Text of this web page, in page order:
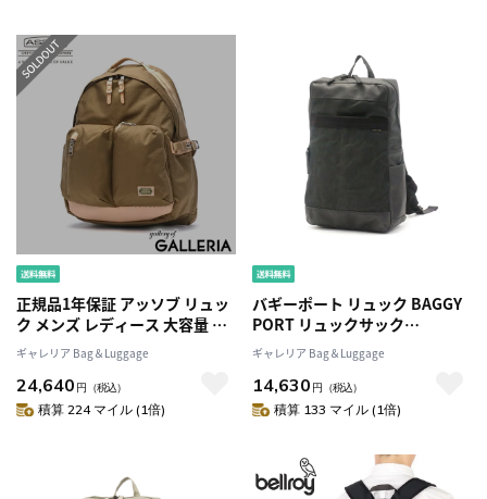
正規品1年保証 アッソブ リュッ
ク メンズ レディース 大容量 通
勤 おしゃれ AS2OV リュックサ
ック カジュアル A4 30L PC ナイ
ロン レザー ブランド
EXCLUSIVE BALLISTIC NYLON
ギャレリア Bag＆Luggage
24,640 円 （税込）
積算 224 マイル (1倍)
バギーポート リュック BAGGY
PORT リュックサック
ROUBIKI PLUS ロウ引きプラス
ロウ引き帆布 A4 防水 シンプル
ミリタリー メンズ レディース
INS-102
ギャレリア Bag＆Luggage
14,630 円 （税込）
積算 133 マイル (1倍)